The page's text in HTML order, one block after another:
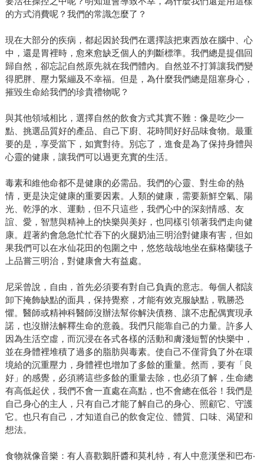
的方式消費呢？我們的常識怎麼了？
現在大部分的疾病，都起因於我們在選擇該把東西放在腦中、心
中，還是胃裡時，愈來愈缺乏個人的判斷標準。我們總是提倡回
歸自然，卻忘記自然原先就在我們體內。自然並不打算讓我們變
得肥胖、壓力緊繃及不幸福。但是，為什麼我們總是阻塞身心，
摧毀生命給我們的珍貴禮物呢？
與其他領域相比，選擇自然的飲食方式其實不難：像是吃少一
點、挑選品質好的產品、自己下廚、花時間好好品味食物。最重
要的是，享受當下，如實對待。別忘了，進食是為了保持身體與
心靈的健康，讓我們可以過更充實的生活。
毒素和維他命都不是健康的必需品。我們的心靈、對生命的熱
情，更是決定健康的重要因素。人類的健康，需要新鮮空氣、陽
光、乾淨的水、運動，但不只這些，我們心中的深刻情感、友
誼、愛，智慧與精神上的快樂與美好，也同樣引領著我們走向健
康。趕著約會急急忙忙吞下的火腿奶油三明治對健康有害，但如
果我們可以在水仙花田的包圍之中，悠悠哉哉地坐在蘇格蘭毯子
上品嘗三明治，對健康會大有益處。
尼采曾說，自由，首先必須要有對自己負責的意志。每個人都該
卸下掩飾缺點的面具，保持覺察，才能有效克服缺點，戰勝恐
懼。醫師或精神科醫師沒辦法幫你解決債務、讓不忠配偶實現承
諾，也沒辦法解釋生命的意義。我們只能靠自己的力量。許多人
因為生活空虛，而沉浸在各式各樣的活動和膚淺短暫的快樂中，
並在身體裡堆積了過多的脂肪與毒素。使自己不僅背負了外在環
境給的沉重壓力，身體裡也增加了多餘的重量。然而，要有「良
好」的感覺，必須將這些多餘的重量去除，也必須了解，生命總
有高低起伏，我們不會一直處在高點，也不會總在低谷！我們是
自己身心的主人，只有自己才能了解自己的身心、照顧它、守護
它。也只有自己，才知道自己的飲食定位、體質、口味、渴望和
想法。
食物就像音樂：有人喜歡鵝肝醬和莫札特，有人中意漢堡和巴布‧